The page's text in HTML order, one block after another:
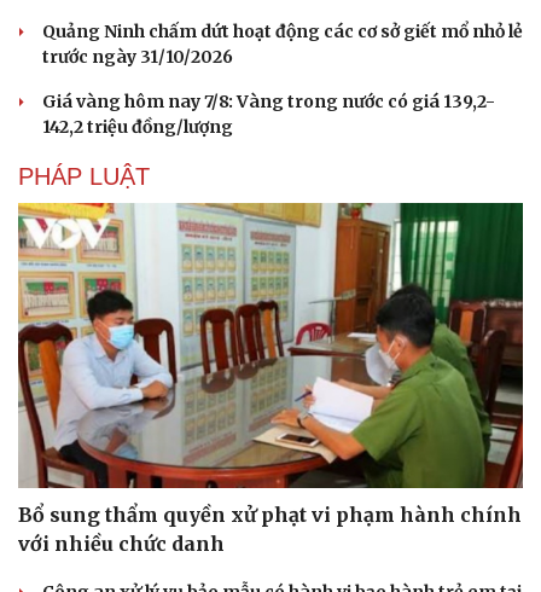
Quảng Ninh chấm dứt hoạt động các cơ sở giết mổ nhỏ lẻ
trước ngày 31/10/2026
Giá vàng hôm nay 7/8: Vàng trong nước có giá 139,2-
142,2 triệu đồng/lượng
PHÁP LUẬT
Bổ sung thẩm quyền xử phạt vi phạm hành chính
với nhiều chức danh